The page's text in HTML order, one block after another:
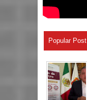
Popular Post